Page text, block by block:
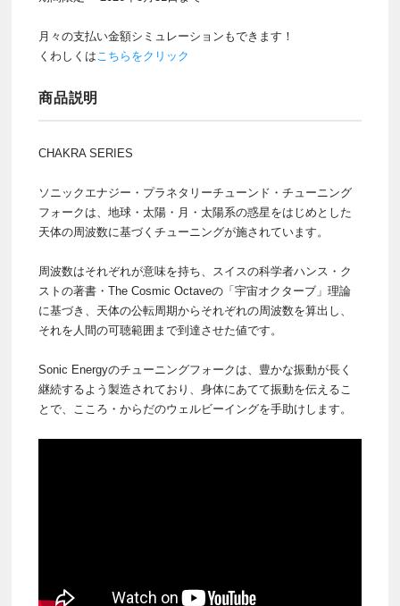
月々の支払い金額シミュレーションもできます！
くわしくはこちらをクリック
商品説明
CHAKRA SERIES
ソニックエナジー・プラネタリーチューンド・チューニング
フォークは、地球・太陽・月・太陽系の惑星をはじめとした
天体の周波数に基づくチューニングが施されています。
周波数はそれぞれが意味を持ち、スイスの科学者ハンス・ク
ストの著書・The Cosmic Octaveの「宇宙オクターブ」理論
に基づき、天体の公転周期からそれぞれの周波数を算出し、
それを人間の可聴範囲まで到達させた値です。
Sonic Energyのチューニングフォークは、豊かな振動が長く
継続するよう製造されており、身体にあてて振動を伝えるこ
とで、こころ・からだのウェルビーイングを手助けします。